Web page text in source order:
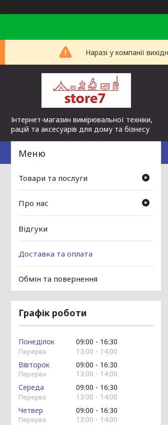
Наразі у компанії
Інтернет-магазин вимірювальної техніки,
рацій та аксесуарів для дому та бізнесу
Товари та послуги
Про нас
Відгуки
Доставка та оплата
Обмін та повернення
Графік роботи
Понеділок 09:00
16:30
13:00
14:00
Вівторок
09:00
16:30
13:00
14:00
Середа
09:00
16:30
13:00
14:00
Четвер
09:00
16:30
13:00
14:00